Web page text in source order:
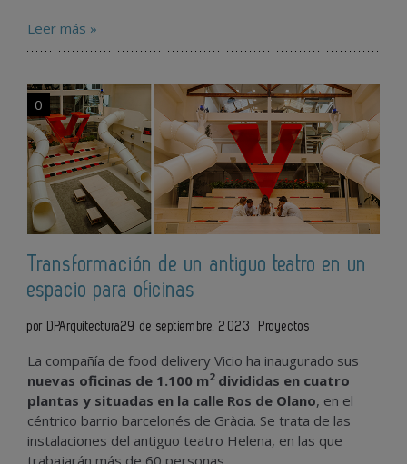
Leer más »
0
Transformación de un antiguo teatro en un
espacio para oficinas
por DPArquitectura29 de septiembre, 2023 Proyectos
La compañía de food delivery Vicio ha inaugurado sus
nuevas oficinas de 1.100 m2divididas en cuatro
plantas y situadas en la calle Ros de Olano, en el
céntrico barrio barcelonés de Gràcia. Se trata de las
instalaciones del antiguo teatro Helena, en las que
trabajarán más de 60 personas.